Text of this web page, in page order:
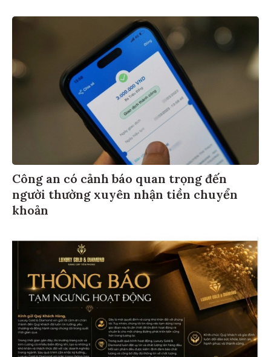
Công an có cảnh báo quan trọng đến
người thường xuyên nhận tiền chuyển
khoản